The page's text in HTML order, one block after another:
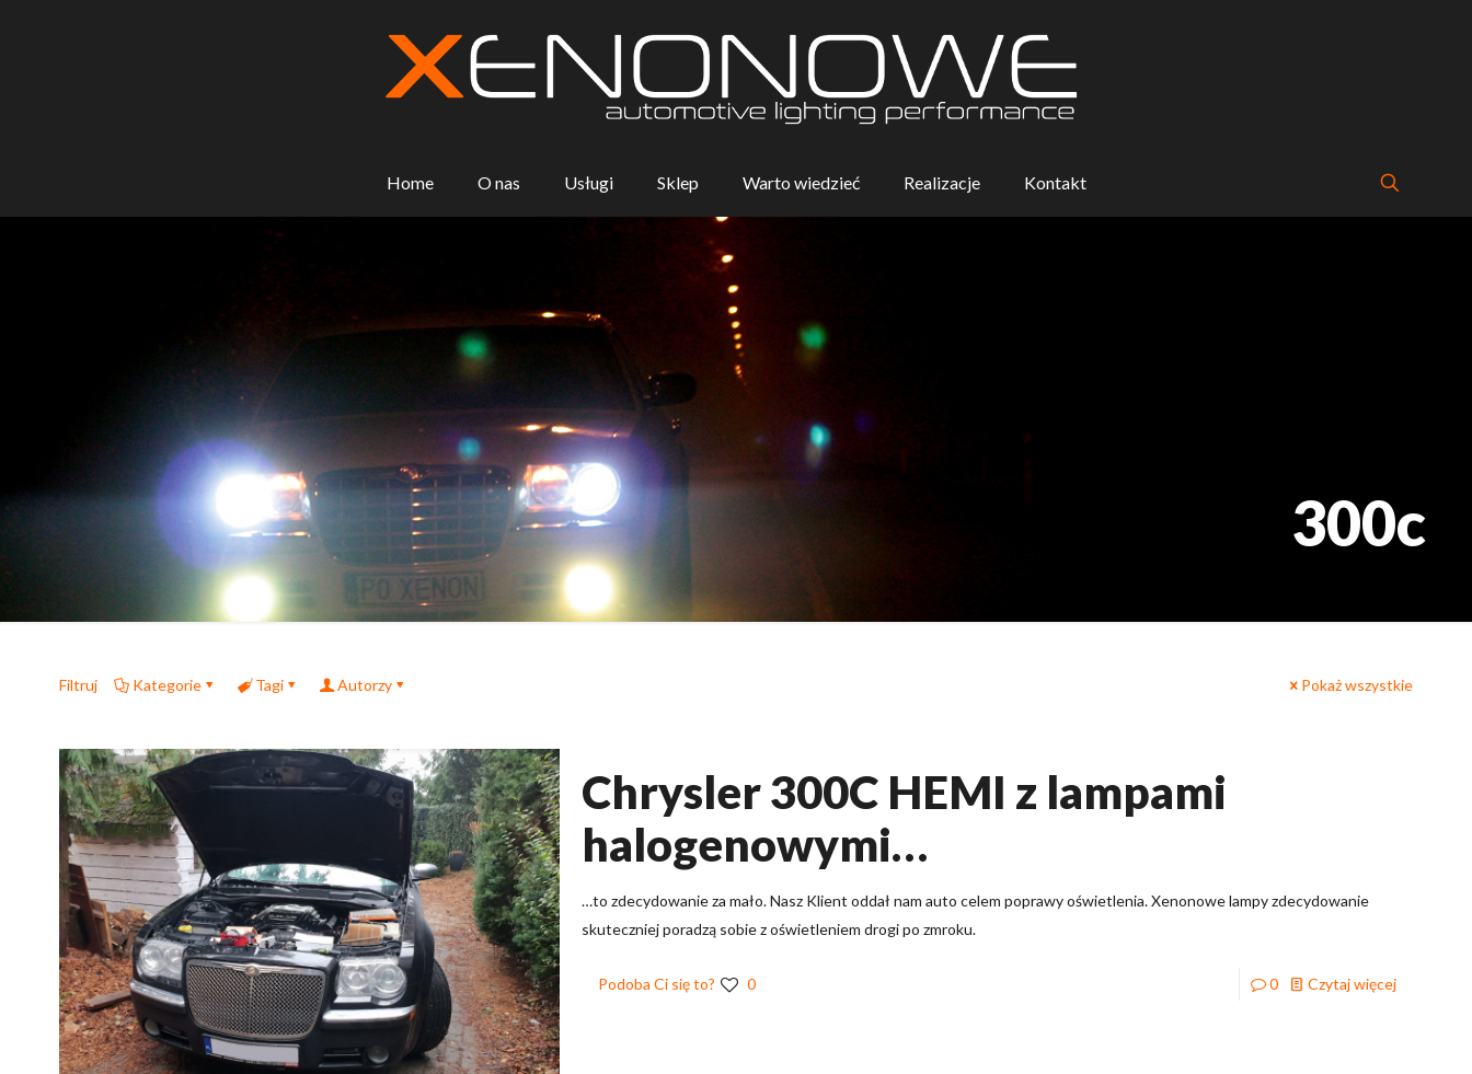
Home O nas Usługi Sklep Warto wiedzieć Realizacje Kontakt
300c
Filtruj Kategorie Tagi Autorzy Pokaż wszystkie
Chrysler 300C HEMI z lampami
halogenowymi…
…to zdecydowanie za mało. Nasz Klient oddał nam auto celem poprawy oświetlenia. Xenonowe lampy zdecydowanie
skuteczniej poradzą sobie z oświetleniem drogi po zmroku.
Podoba Ci się to? 0 0 Czytaj więcej